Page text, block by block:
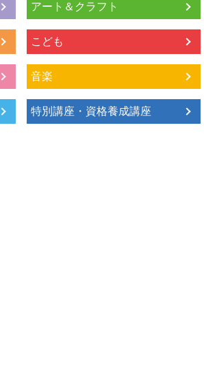
アート＆クラフト
こども
音楽
特別講座・資格養成講座